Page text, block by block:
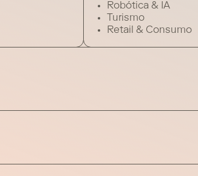
Robótica & IA
Turismo
Retail & Consumo